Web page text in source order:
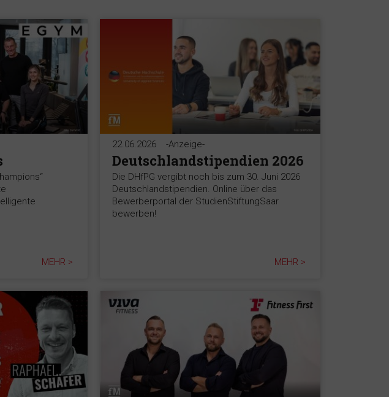
MEHR >
22.06.2026 -Anzeige-
Deutschlandstipendien 2026
Die DHfPG vergibt noch bis zum 30. Juni 2026
Deutschlandstipendien. Online über das
Bewerberportal der StudienStiftungSaar
bewerben!
MEHR >